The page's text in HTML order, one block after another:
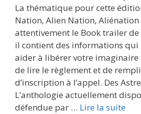
La thématique pour cette
Nation, Alien Nation, Aliénation
attentivement le Book trailer de
il contient des informations
aider à libérer votre imaginaire
de lire le règlement et de
d’inscription à l’appel. Des
L’anthologie actuellement
défendue par … Lire la suite